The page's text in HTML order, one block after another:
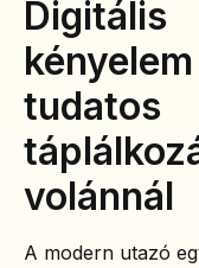
Digitális
tudatos
volánnál
A modern utazó